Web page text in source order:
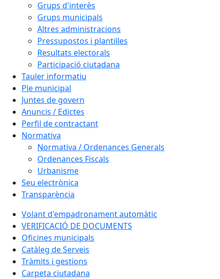
Grups d'interès
Grups municipals
Altres administracions
Pressupostos i plantilles
Resultats electorals
Participació ciutadana
Tauler informatiu
Ple municipal
Juntes de govern
Anuncis / Edictes
Perfil de contractant
Normativa
Normativa / Ordenances Generals
Ordenances Fiscals
Urbanisme
Seu electrònica
Transparència
Volant d'empadronament automàtic
VERIFICACIÓ DE DOCUMENTS
Oficines municipals
Catàleg de Serveis
Tràmits i gestions
Carpeta ciutadana